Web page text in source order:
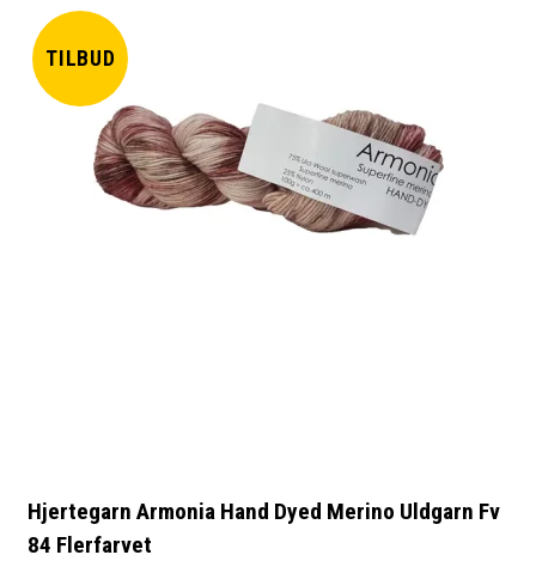
TILBUD
Hjertegarn Armonia Hand Dyed Merino Uldgarn Fv
84 Flerfarvet